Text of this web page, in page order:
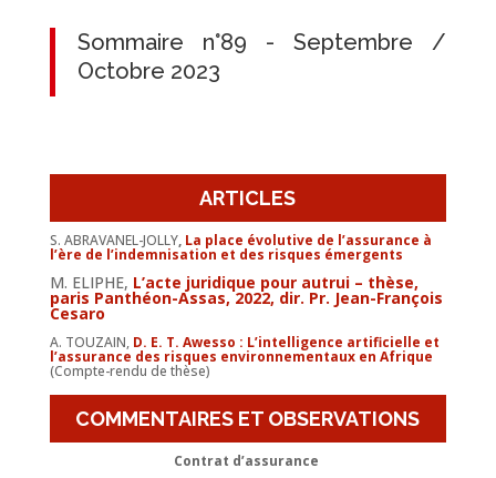
Sommaire n°89 - Septembre /
Octobre 2023
ARTICLES
S. ABRAVANEL-JOLLY, La place évolutive de l’assurance à
l’ère de l’indemnisation et des risques émergents
M. ELIPHE, L’acte juridique pour autrui – thèse,
paris Panthéon-Assas, 2022, dir. Pr. Jean-François
Cesaro
A. TOUZAIN, D. E. T. Awesso : L’intelligence artificielle et
l’assurance des risques environnementaux en Afrique
(Compte-rendu de thèse)
COMMENTAIRES ET OBSERVATIONS
Contrat d’assurance